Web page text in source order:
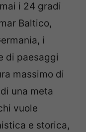
i 24 gradi
Baltico,
i
di paesaggi
massimo di
una meta
vuole
e storica,